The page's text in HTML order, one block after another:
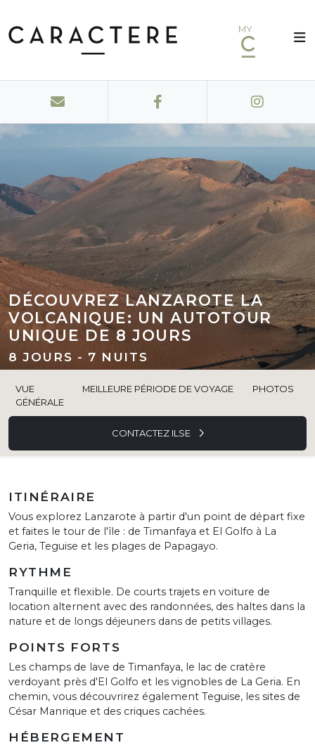
MY
DÉCOUVREZ LANZAROTE LA
VOLCANIQUE: UN AUTOTOUR
UNIQUE DE 8 JOURS
8 JOURS - 7 NUITS
VUE
GÉNÉRALE
MEILLEURE PÉRIODE DE VOYAGE PHOTOS
CONTACTEZ ILSE
ITINÉRAIRE
Vous explorez Lanzarote à partir d'un point de départ fixe
et faites le tour de l'île : de Timanfaya et El Golfo à La
Geria, Teguise et les plages de Papagayo.
RYTHME
Tranquille et flexible. De courts trajets en voiture de
location alternent avec des randonnées, des haltes dans la
nature et de longs déjeuners dans de petits villages.
POINTS FORTS
Les champs de lave de Timanfaya, le lac de cratère
verdoyant près d'El Golfo et les vignobles de La Geria. En
chemin, vous découvrirez également Teguise, les sites de
César Manrique et des criques cachées.
HÉBERGEMENT